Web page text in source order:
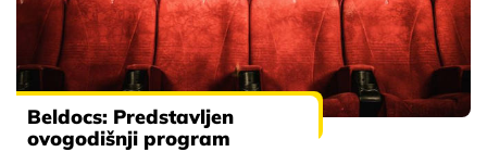
Beldocs: Predstavljen
ovogodišnji program